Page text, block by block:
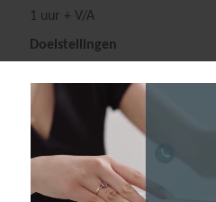
1 uur + V/A
Doelstellingen
De impact van
vergroten
·
Een alternatief voor